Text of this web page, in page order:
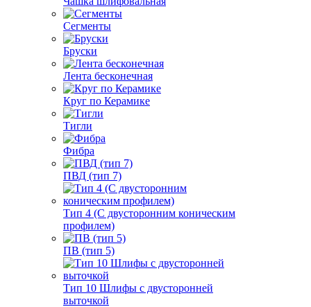
Сегменты
Бруски
Лента бесконечная
Круг по Керамике
Тигли
Фибра
ПВД (тип 7)
Тип 4 (С двусторонним коническим
профилем)
ПВ (тип 5)
Тип 10 Шлифы с двусторонней
выточкой